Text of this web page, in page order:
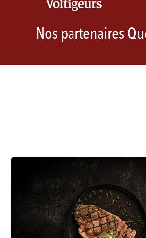
Nos partenaires